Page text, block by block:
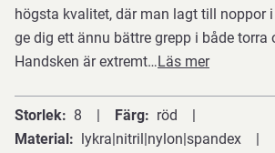
högsta kvalitet, där man lagt till noppor
ge dig ett ännu bättre grepp i både torra
Handsken är extremt…Läs mer
Storlek 8 Färg
röd
Material
lykra|nitril|nylon|spandex